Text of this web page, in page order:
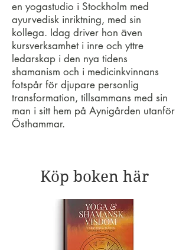
en yogastudio i Stockholm med
ayurvedisk inriktning, med sin
kollega. Idag driver hon även
kursverksamhet i inre och yttre
ledarskap i den nya tidens
shamanism och i medicinkvinnans
fotspår för djupare personlig
transformation, tillsammans med sin
man i sitt hem på Aynigården utanför
Östhammar.
Köp boken här